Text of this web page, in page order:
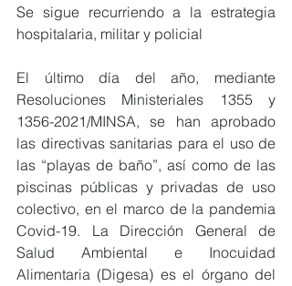
Se sigue recurriendo a la estrategia
hospitalaria, militar y policial
El último día del año, mediante
Resoluciones Ministeriales 1355 y
1356-2021/MINSA, se han aprobado
las directivas sanitarias para el uso de
las “playas de baño”, así como de las
piscinas públicas y privadas de uso
colectivo, en el marco de la pandemia
Covid-19. La Dirección General de
Salud Ambiental e Inocuidad
Alimentaria (Digesa) es el órgano del